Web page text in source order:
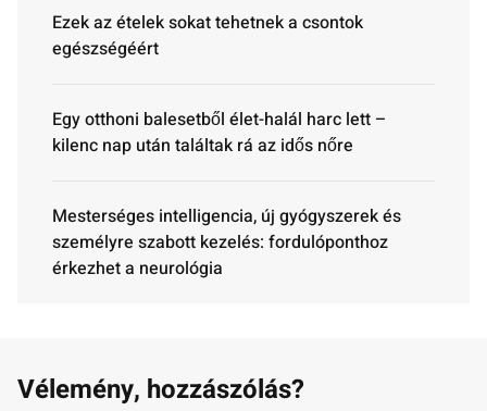
Ezek az ételek sokat tehetnek a csontok
egészségéért
Egy otthoni balesetből élet-halál harc lett –
kilenc nap után találtak rá az idős nőre
Mesterséges intelligencia, új gyógyszerek és
személyre szabott kezelés: fordulóponthoz
érkezhet a neurológia
Vélemény, hozzászólás?